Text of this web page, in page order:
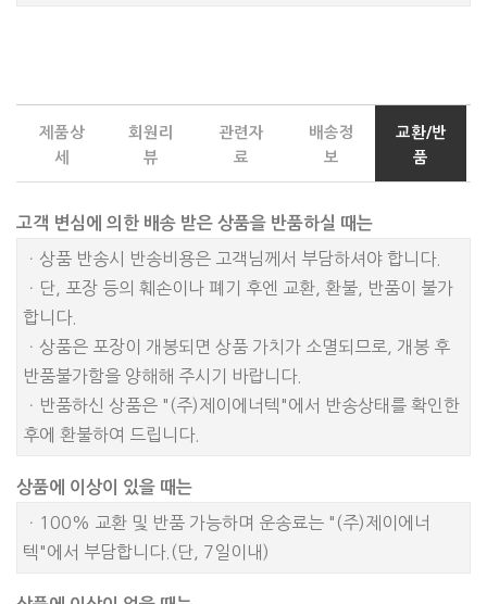
제품상
세
회원리
뷰
관련자
료
배송정
보
교환/반
품
고객 변심에 의한 배송 받은 상품을 반품하실 때는
ㆍ상품 반송시 반송비용은 고객님께서 부담하셔야 합니다.
ㆍ단, 포장 등의 훼손이나 폐기 후엔 교환, 환불, 반품이 불가
합니다.
ㆍ상품은 포장이 개봉되면 상품 가치가 소멸되므로, 개봉 후
반품불가함을 양해해 주시기 바랍니다.
ㆍ반품하신 상품은 "(주)제이에너텍"에서 반송상태를 확인한
후에 환불하여 드립니다.
상품에 이상이 있을 때는
ㆍ100% 교환 및 반품 가능하며 운송료는 "(주)제이에너
텍"에서 부담합니다.(단, 7일이내)